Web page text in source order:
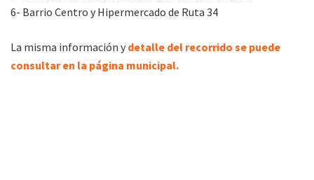
6- Barrio Centro y Hipermercado de Ruta 34
La misma información y detalle del recorrido se puede
consultar en la página municipal.